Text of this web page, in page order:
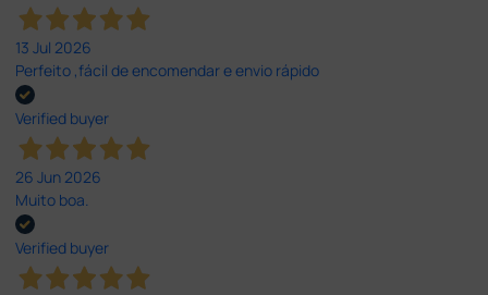
13 Jul 2026
Perfeito ,fácil de encomendar e envio rápido
Verified buyer
26 Jun 2026
Muito boa.
Verified buyer